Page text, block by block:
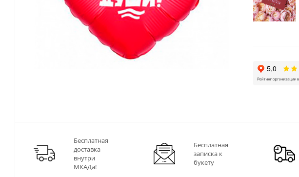
Бесплатная
доставка
внутри
МКАДа!
Бесплатная
записка к
букету